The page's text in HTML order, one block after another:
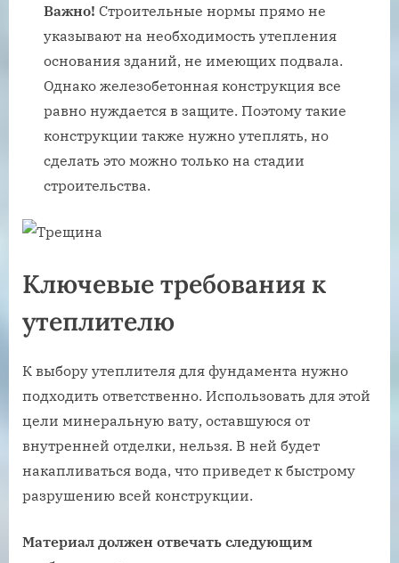
Важно! Строительные нормы прямо не
указывают на необходимость утепления
основания зданий, не имеющих подвала.
Однако железобетонная конструкция все
равно нуждается в защите. Поэтому такие
конструкции также нужно утеплять, но
сделать это можно только на стадии
строительства.
Ключевые требования к
утеплителю
К выбору утеплителя для фундамента нужно
подходить ответственно. Использовать для этой
цели минеральную вату, оставшуюся от
внутренней отделки, нельзя. В ней будет
накапливаться вода, что приведет к быстрому
разрушению всей конструкции.
Материал должен отвечать следующим